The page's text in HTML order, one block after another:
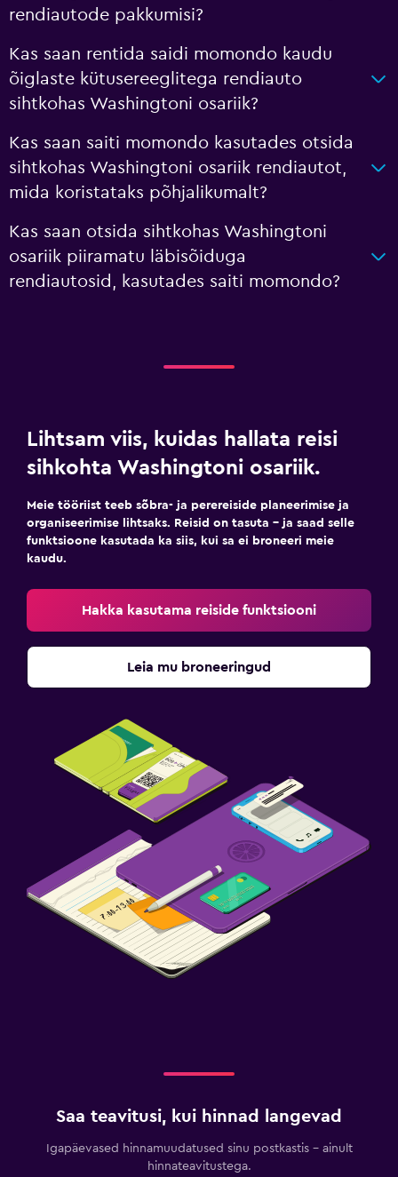
rendiautode pakkumisi?
Kas saan rentida saidi momondo kaudu
õiglaste kütusereeglitega rendiauto
sihtkohas Washingtoni osariik?
Kas saan saiti momondo kasutades otsida
sihtkohas Washingtoni osariik rendiautot,
mida koristataks põhjalikumalt?
Kas saan otsida sihtkohas Washingtoni
osariik piiramatu läbisõiduga
rendiautosid, kasutades saiti momondo?
Lihtsam viis, kuidas hallata reisi
sihkohta Washingtoni osariik.
Meie tööriist teeb sõbra- ja perereiside planeerimise ja
organiseerimise lihtsaks. Reisid on tasuta – ja saad selle
funktsioone kasutada ka siis, kui sa ei broneeri meie
kaudu.
Hakka kasutama reiside funktsiooni
Leia mu broneeringud
Saa teavitusi, kui hinnad langevad
Igapäevased hinnamuudatused sinu postkastis – ainult
hinnateavitustega.